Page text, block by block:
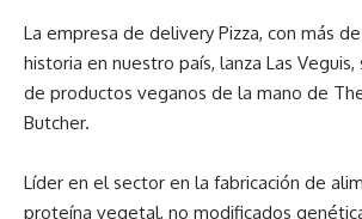
La empresa de delivery Pizza, con más
historia en nuestro país, lanza Las
de productos veganos de la mano de
Butcher.
Líder en el sector en la fabricación de
proteína vegetal, no modificados